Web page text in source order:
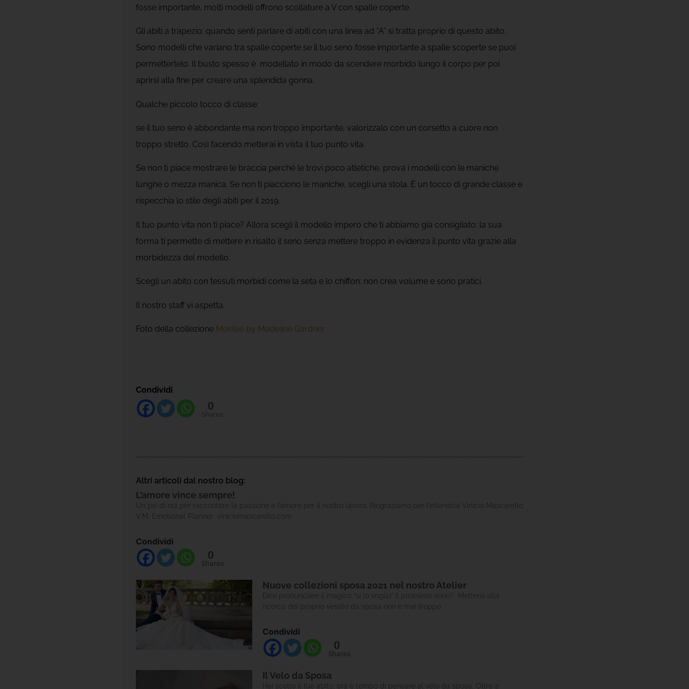
fosse importante, molti modelli offrono scollature a V con spalle coperte.
Gli abiti a trapezio: quando senti parlare di abiti con una linea ad “A” si tratta proprio di questo abito.
Sono modelli che variano tra spalle coperte se il tuo seno fosse importante a spalle scoperte se puoi
permettertelo. Il busto spesso è modellato in modo da scendere morbido lungo il corpo per poi
aprirsi alla fine per creare una splendida gonna.
Qualche piccolo tocco di classe:
se il tuo seno è abbondante ma non troppo importante, valorizzalo con un corsetto a cuore non
troppo stretto. Così facendo metterai in vista il tuo punto vita.
Se non ti piace mostrare le braccia perché le trovi poco atletiche, prova i modelli con le maniche
lunghe o mezza manica. Se non ti piacciono le maniche, scegli una stola. È un tocco di grande classe e
rispecchia lo stile degli abiti per il 2019.
Il tuo punto vita non ti piace? Allora scegli il modello impero che ti abbiamo già consigliato; la sua
forma ti permette di mettere in risalto il seno senza mettere troppo in evidenza il punto vita grazie alla
morbidezza del modello.
Scegli un abito con tessuti morbidi come la seta e lo chiffon: non crea volume e sono pratici.
Il nostro staff vi aspetta.
Foto della collezione Morilee by Madeline Gardner
Condividi
0
Shares
Altri articoli dal nostro blog:
L’amore vince sempre!
Un po’ di noi per raccontare la passione e l’amore per il nostro lavoro. Ringraziamo per l’intervista Vinicio Mascarello
V.M. Emotional Planner viniciomascarello.com
Condividi
0
Shares
Nuove collezioni sposa 2021 nel nostro Atelier
Devi pronunciare il magico “si lo voglio” il prossimo anno? Mettersi alla
ricerca del proprio vestito da sposa non è mai troppo
Condividi
0
Shares
Il Velo da Sposa
Hai scelto il tuo abito, ora è tempo di pensare al velo da sposa. Oltre a